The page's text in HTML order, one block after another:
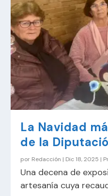
La Navidad
de la
por Redacción | Dic 18, 2025 |
Una decena de
artesanía cuya